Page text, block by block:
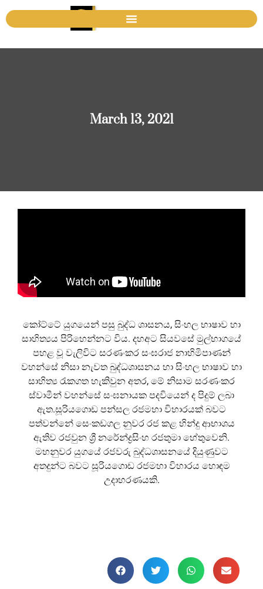
March 13, 2021
කෝට්ටේ යුගයෙන් පසු බුද්ධ ශාසනය, සිංහල භාෂාව හා
සාහිත්‍යය පිරිහෙන්නට විය. දහඅට සියවසේ මුල්භාගයේ
පහළ වූ වැලිවිට සරණංකර සංඝරාජ නාහිමිපාණන්
වහන්සේ නිසා නැවත බුද්ධශාසනය හා සිංහල භාෂාව හා
සාහිත්‍ය රැකගත හැකිවුන අතර, මේ නිසාම සරණංකර
ස්වාමීන් වහන්සේ සංඝනායක පදවියෙන් ද පිදුම් ලබා
ඇත.සූරියගොඩ පන්සල රජමහා විහාරයක් බවට
පත්වන්නේ සෙංකඩගල නුවර රජ කළ හින්දු ආභාශය
ඇතිව රජවුන ශ්‍රී නරේන්ද්‍රසිංහ රජතුමා හේතුවෙනි.
මහනුවර යුගයේ රජවරු බුද්ධශාසනයේ දියුණුවට
අතදුන්ට බවට සූරියගොඩ රජමහා විහාරය හොඳම
උදාහරණයකි.